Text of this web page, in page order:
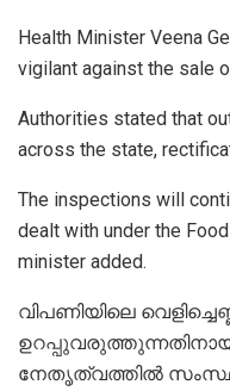
Health Minister Veena
vigilant against the sale
Authorities stated that
across the state,
The inspections will
dealt with under the
minister added.
വിപണിയിലെ
നേതൃത്വത്തിൽ